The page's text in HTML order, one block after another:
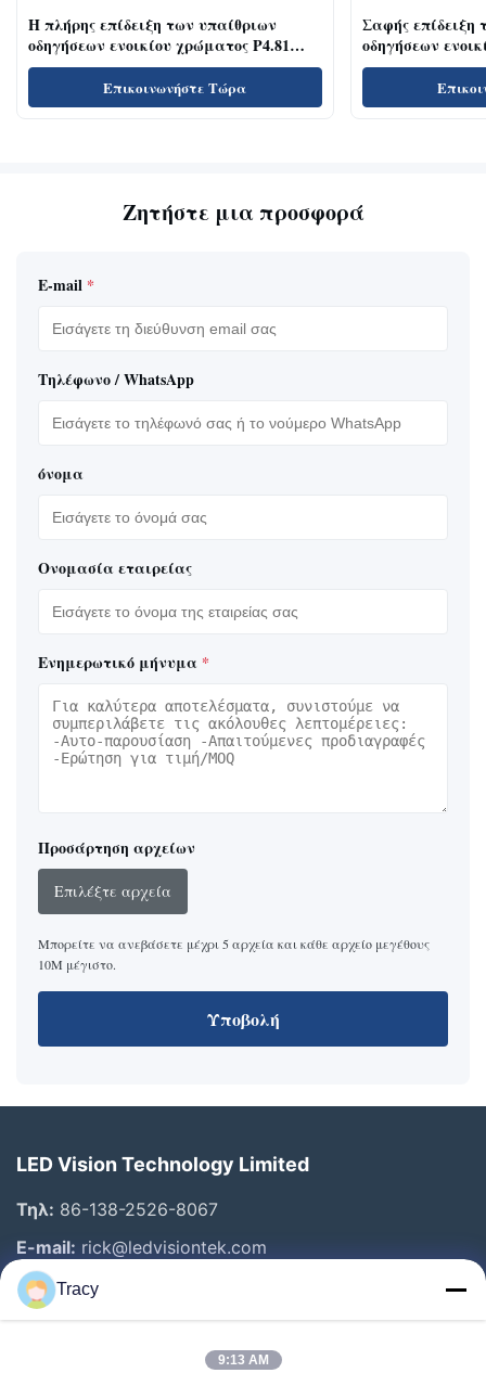
Η πλήρης επίδειξη των υπαίθριων
οδηγήσεων ενοικίου χρώματος P4.81
υψηλή αναζωογονεί την ευρεία γωνία
εξέτασης ποσοστούΕπικοινωνήστε Τώρα
Σαφής επίδειξη
οδηγήσεων
τις αίθουσες/
Ζητήστε μια προσφορά
E-mail *
Τηλέφωνο / WhatsApp
όνομα
Ονομασία εταιρείας
Ενημερωτικό μήνυμα *
Προσάρτηση αρχείων
Επιλέξτε αρχεία
Μπορείτε να ανεβάσετε μέχρι 5 αρχεία και κάθε αρχείο μεγέθους
10M μέγιστο.
Υποβολή
LED Vision Technology Limited
Τηλ: 86-138-2526-8067
E-mail: rick@ledvisiontek.com
Γρήγοροι Σύνδεσμοι
Tracy
9:13 AM